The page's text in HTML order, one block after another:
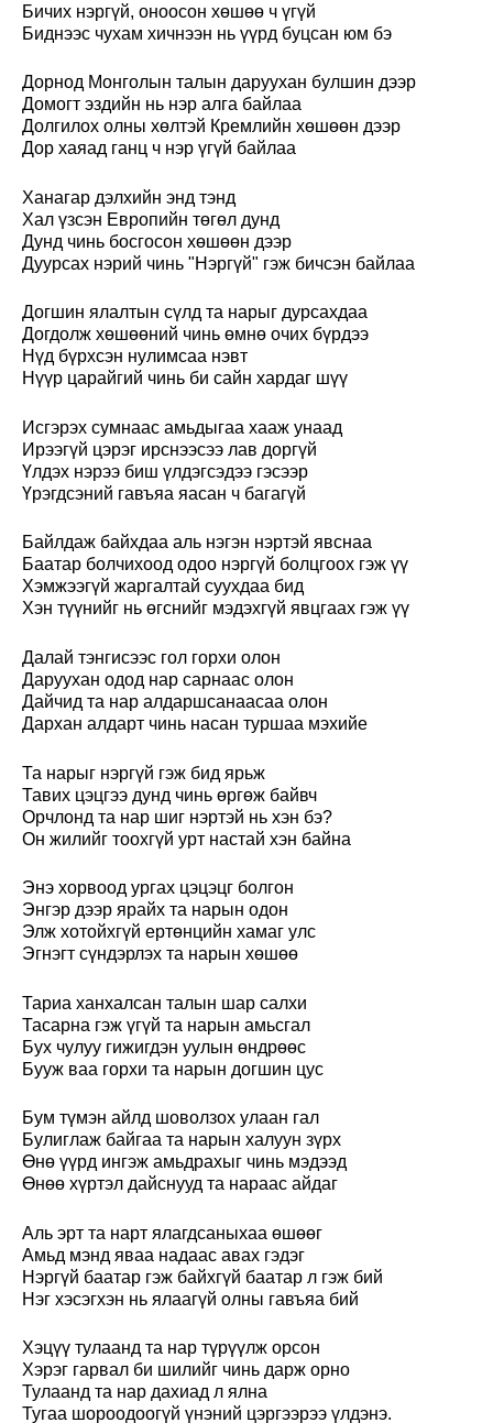
Бичих нэргүй, оноосон хөшөө ч үгүй
Биднээс чухам хичнээн нь үүрд буцсан юм бэ
Дорнод Монголын талын даруухан булшин дээр
Домогт эздийн нь нэр алга байлаа
Долгилох олны хөлтэй Кремлийн хөшөөн дээр
Дор хаяад ганц ч нэр үгүй байлаа
Ханагар дэлхийн энд тэнд
Хал үзсэн Европийн төгөл дунд
Дунд чинь босгосон хөшөөн дээр
Дуурсах нэрий чинь "Нэргүй" гэж бичсэн байлаа
Догшин ялалтын сүлд та нарыг дурсахдаа
Догдолж хөшөөний чинь өмнө очих бүрдээ
Нүд бүрхсэн нулимсаа нэвт
Нүүр царайгий чинь би сайн хардаг шүү
Исгэрэх сумнаас амьдыгаа хааж унаад
Ирээгүй цэрэг ирснээсээ лав доргүй
Үлдэх нэрээ биш үлдэгсэдээ гэсээр
Үрэгдсэний гавъяа яасан ч багагүй
Байлдаж байхдаа аль нэгэн нэртэй явснаа
Баатар болчихоод одоо нэргүй болцгоох гэж үү
Хэмжээгүй жаргалтай суухдаа бид
Хэн түүнийг нь өгснийг мэдэхгүй явцгаах гэж үү
Далай тэнгисээс гол горхи олон
Даруухан одод нар сарнаас олон
Дайчид та нар алдаршсанаасаа олон
Дархан алдарт чинь насан туршаа мэхийе
Та нарыг нэргүй гэж бид ярьж
Тавих цэцгээ дунд чинь өргөж байвч
Орчлонд та нар шиг нэртэй нь хэн бэ?
Он жилийг тоохгүй урт настай хэн байна
Энэ хорвоод ургах цэцэцг болгон
Энгэр дээр ярайх та нарын одон
Элж хотойхгүй ертөнцийн хамаг улс
Эгнэгт сүндэрлэх та нарын хөшөө
Тариа ханхалсан талын шар салхи
Тасарна гэж үгүй та нарын амьсгал
Бух чулуу гижигдэн уулын өндрөөс
Бууж ваа горхи та нарын догшин цус
Бум түмэн айлд шоволзох улаан гал
Булиглаж байгаа та нарын халуун зүрх
Өнө үүрд ингэж амьдрахыг чинь мэдээд
Өнөө хүртэл дайснууд та нараас айдаг
Аль эрт та нарт ялагдсаныхаа өшөөг
Амьд мэнд яваа надаас авах гэдэг
Нэргүй баатар гэж байхгүй баатар л гэж бий
Нэг хэсэгхэн нь ялаагүй олны гавъяа бий
Хэцүү тулаанд та нар түрүүлж орсон
Хэрэг гарвал би шилийг чинь дарж орно
Тулаанд та нар дахиад л ялна
Тугаа шороодоогүй үнэний цэргээрээ үлдэнэ.